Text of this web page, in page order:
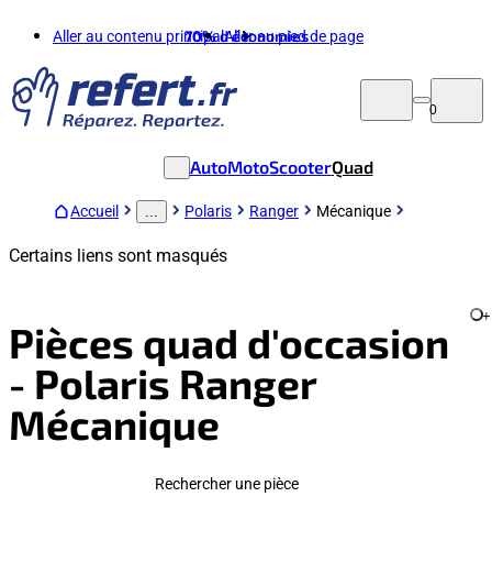
Aller au contenu principalAller au pied de page
70%d'économies
0
AutoMotoScooterQuad
Accueil Polaris Ranger Mécanique
Certains liens sont masqués
Pièces quad d'occasion
- Polaris Ranger
Mécanique
+
Rechercher une pièce